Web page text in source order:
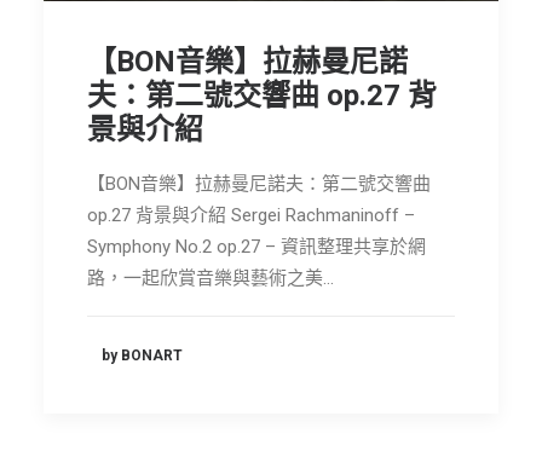
【BON音樂】拉赫曼尼諾
夫：第二號交響曲 op.27 背
景與介紹
【BON音樂】拉赫曼尼諾夫：第二號交響曲
op.27 背景與介紹 Sergei Rachmaninoff –
Symphony No.2 op.27 – 資訊整理共享於網
路，一起欣賞音樂與藝術之美…
by BONART